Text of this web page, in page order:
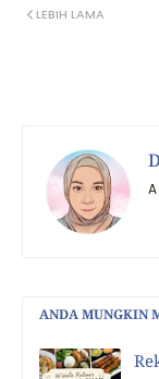
LEBIH LAMA
ANDA MUNGKIN